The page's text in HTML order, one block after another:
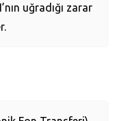
uğradığı zarar